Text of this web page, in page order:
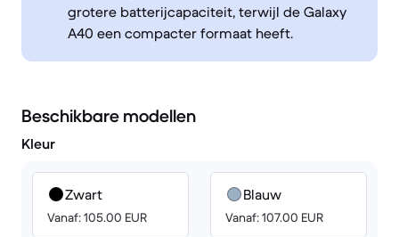
grotere batterijcapaciteit, terwijl de Galaxy
A40 een compacter formaat heeft.
Beschikbare modellen
Kleur
Zwart
Vanaf: 105.00 EUR
Blauw
Vanaf: 107.00 EUR